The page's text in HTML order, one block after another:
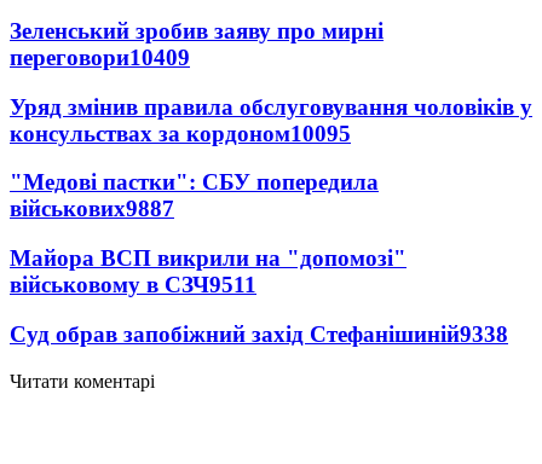
Зеленський зробив заяву про мирні
переговори10409
Уряд змінив правила обслуговування чоловіків у
консульствах за кордоном10095
"Медові пастки": СБУ попередила
військових9887
Майора ВСП викрили на "допомозі"
військовому в СЗЧ9511
Суд обрав запобіжний захід Стефанішиній9338
Читати коментарі